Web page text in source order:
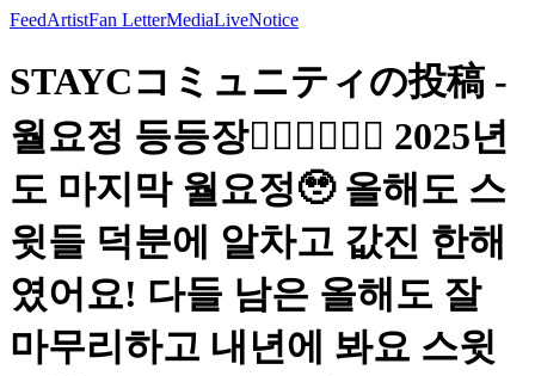
FeedArtistFan LetterMediaLiveNotice
STAYCコミュニティの投稿 -
월요정 등등장🧚🏻‍♀️🧚🏻‍♀️ 2025년
도 마지막 월요정🥹 올해도 스
윗들 덕분에 알차고 값진 한해
였어요! 다들 남은 올해도 잘
마무리하고 내년에 봐요 스윗